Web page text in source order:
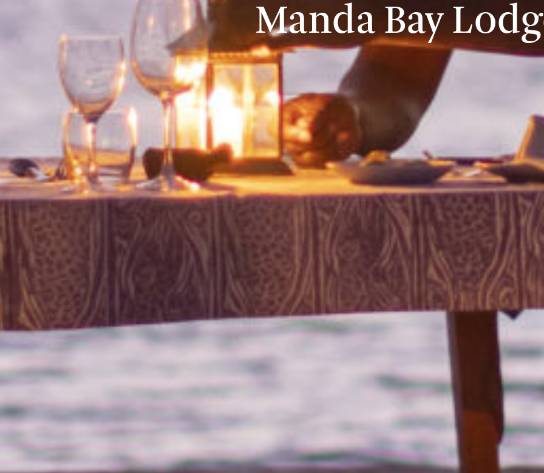
Manda Bay